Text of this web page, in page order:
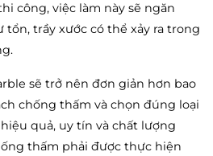
công, việc làm này sẽ ngăn
trầy xước có thể xảy ra trong
sẽ trở nên đơn giản hơn bao
chống thấm và chọn đúng loại
quả, uy tín và chất lượng
thấm phải được thực hiện